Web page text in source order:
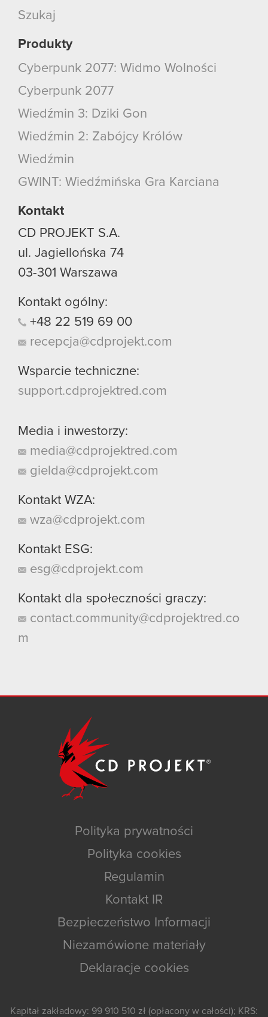
Szukaj
Produkty
Cyberpunk 2077: Widmo Wolności
Cyberpunk 2077
Wiedźmin 3: Dziki Gon
Wiedźmin 2: Zabójcy Królów
Wiedźmin
GWINT: Wiedźmińska Gra Karciana
Kontakt
CD PROJEKT S.A.
ul. Jagiellońska 74
03-301 Warszawa
Kontakt ogólny:
+48 22 519 69 00
recepcja@cdprojekt.com
Wsparcie techniczne:
support.cdprojektred.com
Media i inwestorzy:
media@cdprojektred.com
gielda@cdprojekt.com
Kontakt WZA:
wza@cdprojekt.com
Kontakt ESG:
esg@cdprojekt.com
Kontakt dla społeczności graczy:
contact.community@cdprojektred.co
m
Polityka prywatności
Polityka cookies
Regulamin
Kontakt IR
Bezpieczeństwo Informacji
Niezamówione materiały
Deklaracje cookies
Kapitał zakładowy: 99 910 510 zł (opłacony w całości); KRS: